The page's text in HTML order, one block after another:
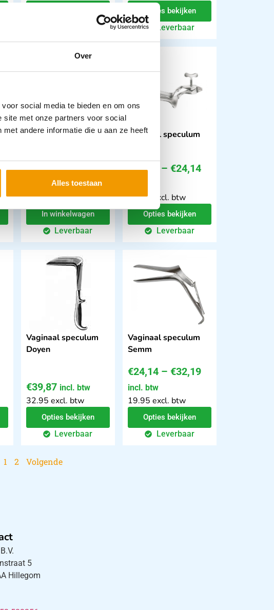
Over
social media te bieden en om ons
site met onze partners voor social
andere informatie die u aan ze heeft
Alles toestaan
Opties bekijken
Leverbaar
Navelstrengschaar
16,46 incl. btw
13.6 excl. btw
In winkelwagen
Leverbaar
Vaginaal speculum
€21,72 – €24,14
17.95 excl. btw
Opties bekijken
Leverbaar
Vaginaal speculum
Doyen
€39,87 incl. btw
32.95 excl. btw
Opties bekijken
Leverbaar
Vaginaal speculum
Semm
€24,14 – €32,19
incl. btw
19.95 excl. btw
Opties bekijken
Leverbaar
1 2 Volgende
5
Hillegom